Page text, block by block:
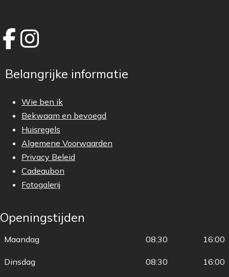
Belangrijke informatie
Wie ben ik
Bekwaam en bevoegd
Huisregels
Algemene Voorwaarden
Privacy Beleid
Cadeaubon
Fotogalerij
Openingstijden
Maandag 08:30 16:00
Dinsdag 08:30 16:00